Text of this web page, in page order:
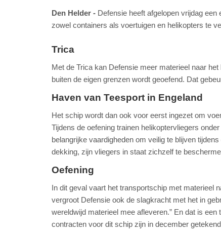
Den Helder
Defensie heeft afgelopen vrijdag
zowel containers als voertuigen en helikopters te
Trica
Met de Trica kan Defensie meer materieel naar
buiten de eigen grenzen wordt geoefend. Dat
Haven van Teesport in Engeland
Het schip wordt dan ook voor eerst ingezet om
Tijdens de oefening trainen helikoptervliegers
belangrijke vaardigheden om veilig te blijven
dekking, zijn vliegers in staat zichzelf te
Oefening
In dit geval vaart het transportschip met materieel
vergroot Defensie ook de slagkracht met het in
wereldwijd materieel mee afleveren.” En dat is
contracten voor dit schip zijn in december